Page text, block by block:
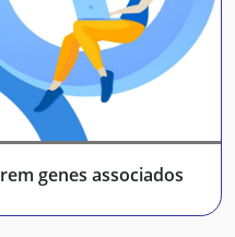
genes associados